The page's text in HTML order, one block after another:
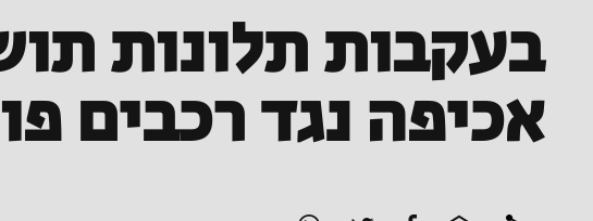
בעקבות תלונות
אכיפה נגד רכבים